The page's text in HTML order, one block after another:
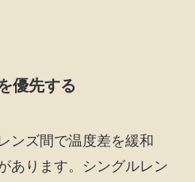
優先する
ンズ間で温度差を緩和
あります。シングルレン